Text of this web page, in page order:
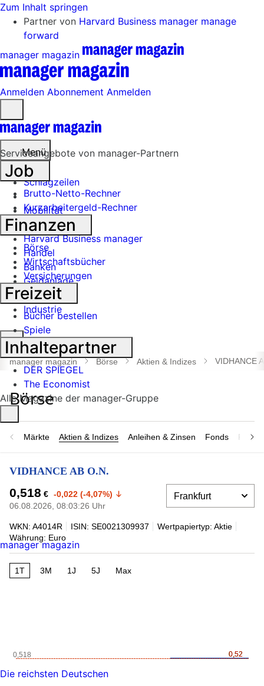
Zum Inhalt springen
Partner von Harvard Business manager manage
forward
manager magazin
Anmelden Abonnement Anmelden
öffnen
Menü
Schlagzeilen
Mobilität
Tech
Harvard Business manager
Handel
Banken
Geldanlage
Börse
Industrie
Suche
öffnen
manager magazin Börse Aktien & Indizes VIDHANCE
Märkte Aktien & Indizes Anleihen & Zinsen Fonds
VIDHANCE AB O.N.
0,518 € -0,022 (-4,07%)
06.08.2026, 08:03:26 Uhr
WKN: A4014R ISIN: SE0021309937
Wertpapiertyp: Aktie
Währung: Euro
1T 3M 1J 5J Max
0,52
0,52
0,518
Serviceangebote von manager-Partnern
Job
Brutto-Netto-Rechner
Kurzarbeitergeld-Rechner
Finanzen
Börse
Wirtschaftsbücher
Versicherungen
Freizeit
Bücher bestellen
Spiele
Inhaltepartner
DER SPIEGEL
The Economist
Alle Magazine der manager-Gruppe
manager magazin
Die reichsten Deutschen